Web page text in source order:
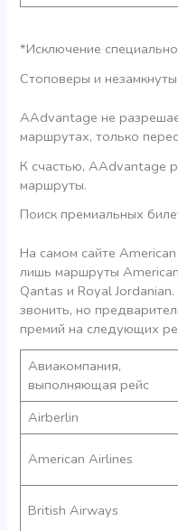
*Исключение
Стоповеры и
AAdvantage не
маршрутах, только
К счастью, AAdvantage
маршруты.
Поиск премиальных
На самом сайте
лишь маршруты
Qantas и Royal
звонить, но
премий на следующих
Авиакомпания,
выполняющая рейс
Airberlin
American Airlines
British Airways